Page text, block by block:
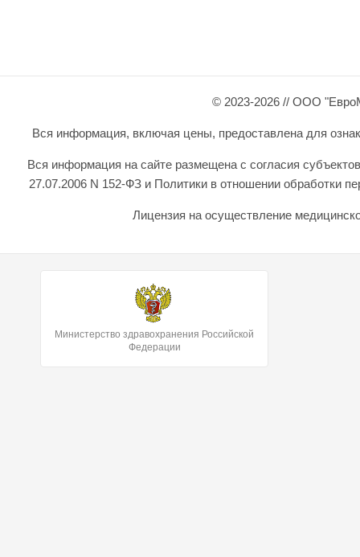
© 2023-2026 // ООО
Вся информация, включая цены, предоставлена для
Вся информация на сайте размещена с согласия
27.07.2006 N 152-ФЗ и Политики в отношении обработки
Лицензия на осуществление
Министерство здравохранения Российской
Федерации